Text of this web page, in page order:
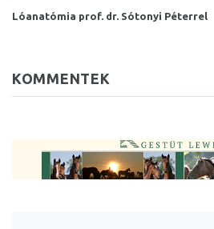
Lóanatómia prof. dr. Sótonyi Péterrel
KOMMENTEK